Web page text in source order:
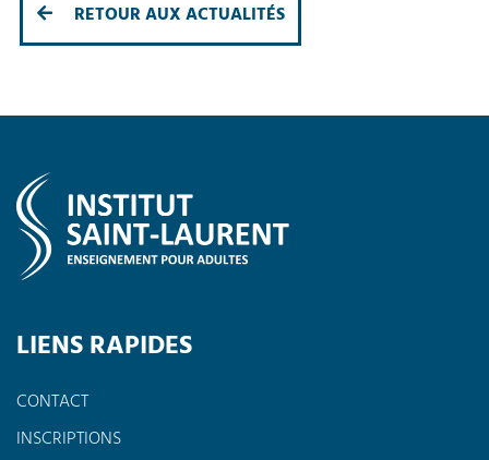
RETOUR AUX ACTUALITÉS
LIENS RAPIDES
CONTACT
INSCRIPTIONS